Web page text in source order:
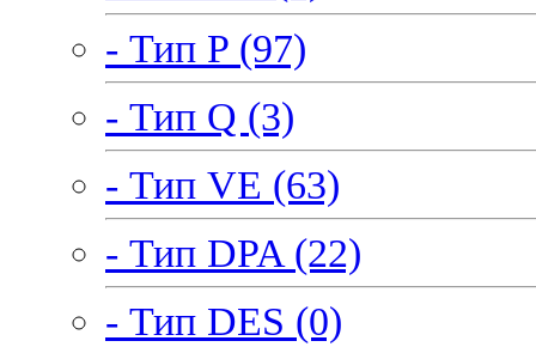
- Тип P (97)
- Тип Q (3)
- Тип VE (63)
- Тип DPA (22)
- Тип DES (0)